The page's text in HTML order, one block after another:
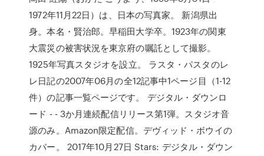
1972年11月22日）は、日本の写真家。 新潟県出
身。本名・賢治郎。早稲田大学卒。1923年の関東
大震災の被害状況を東京府の嘱託として撮影。
1925年写真スタジオを設立。 ラスタ・パスタのレ
レ日記の2007年06月の全12記事中1ページ目（1-12
件）の記事一覧ページです。 デジタル・ダウンロ
ード - - 3か月連続配信リリース第1弾。スタジオ音
源のみ。Amazon限定配信。デヴィッド・ボウイの
カバー。 2017年10月27日 Stars: デジタル・ダウン